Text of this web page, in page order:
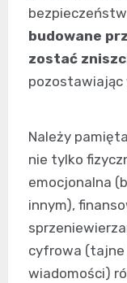
budowane
zostać
pozostawiając
Należy
nie tylko
emocjonalna
innym),
cyfrowa (tajne
wiadomości)